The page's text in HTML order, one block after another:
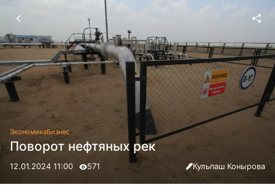
ЭкономикаБизнес
Поворот нефтяных рек
12.01.2024 11:00 571 Кульпаш Конырова